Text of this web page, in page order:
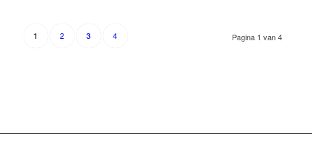
Pagina 1 van 4
1 2 3 4